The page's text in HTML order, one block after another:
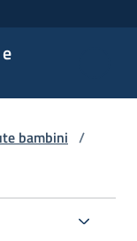
bambini /